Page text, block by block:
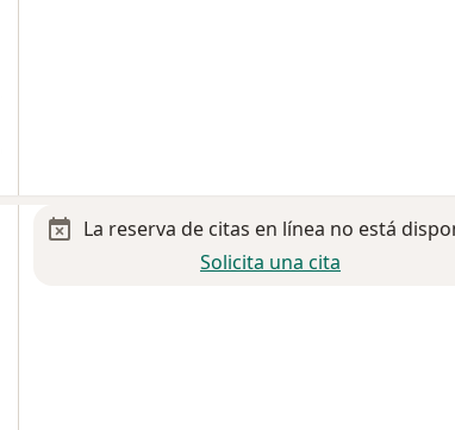
La reserva de citas en línea no está
Solicita una cita